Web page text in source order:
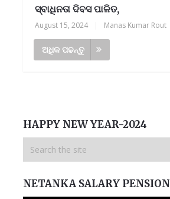
ସ୍ବାଧିନତା ଦିବସ ପାଳିତ,
August 15, 2024 Manas Kumar Rout
ଅଧିକ ପଢନ୍ତୁ
HAPPY NEW YEAR-2024
NETANKA SALARY PENSION